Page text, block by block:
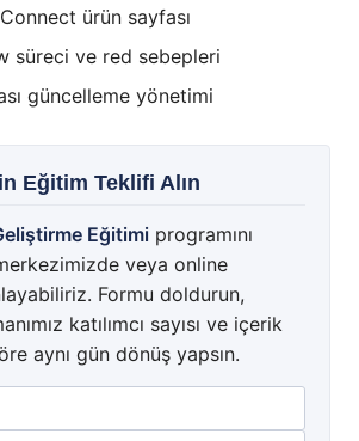
ürün sayfası
süreci ve red sebepleri
güncelleme yönetimi
Eğitim Teklifi Alın
Eğitimi programını
veya online
Formu doldurun,
katılımcı sayısı ve içerik
aynı gün dönüş yapsın.